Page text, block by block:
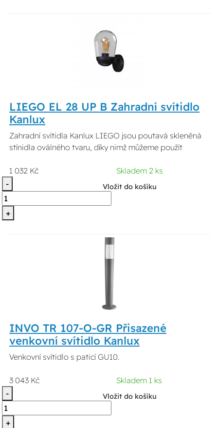
LIEGO EL 28 UP B Zahradní svítidlo
Kanlux
Zahradní svítidla Kanlux LIEGO jsou poutavá skleněná
stínidla oválného tvaru, díky nimž můžeme použít
1 032 Kč
Skladem 2 ks
-
+
Vložit do košíku
INVO TR 107-O-GR Přisazené
venkovní svítidlo Kanlux
Venkovní svítidlo s paticí GU10.
3 043 Kč
Skladem 1 ks
-
+
Vložit do košíku